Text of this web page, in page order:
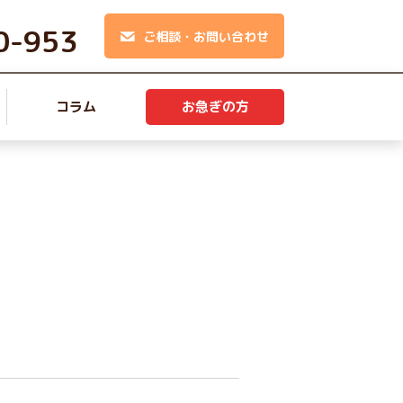
953 ご相談・お問い合わせ
コラム お急ぎの方